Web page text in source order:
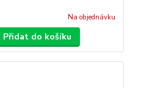
Na objednávku
Přidat do košíku